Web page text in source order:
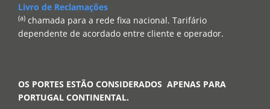
Livro de Reclamações
(a) chamada para a rede fixa nacional. Tarifário
dependente de acordado entre cliente e operador.
OS PORTES ESTÃO CONSIDERADOS APENAS PARA
PORTUGAL CONTINENTAL.